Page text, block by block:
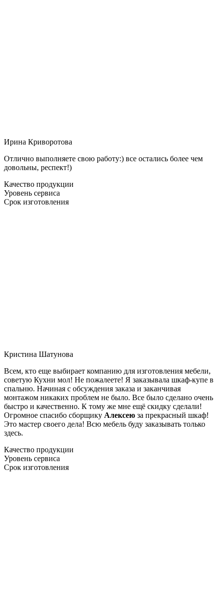
Ирина Криворотова
Отлично выполняете свою работу:) все остались более чем
довольны, респект!)
Качество продукции
Уровень сервиса
Срок изготовления
Кристина Шатунова
Всем, кто еще выбирает компанию для изготовления мебели,
советую Кухни мол! Не пожалеете! Я заказывала шкаф-купе в
спальню. Начиная с обсуждения заказа и заканчивая
монтажом никаких проблем не было. Все было сделано очень
быстро и качественно. К тому же мне ещё скидку сделали!
Огромное спасибо сборщику Алексею за прекрасный шкаф!
Это мастер своего дела! Всю мебель буду заказывать только
здесь.
Качество продукции
Уровень сервиса
Срок изготовления